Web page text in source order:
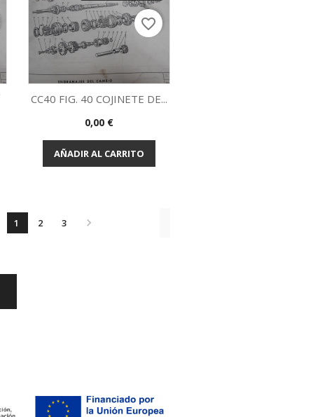
Vista rápida
CC40 FIG. 40 COJINETE DE...
Precio
0,00 €
AÑADIR AL CARRITO
favorite_border
1 2 3 